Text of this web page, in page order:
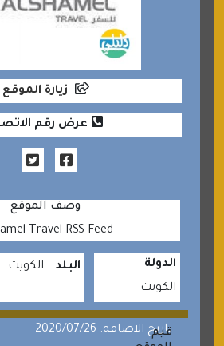
زيارة الموقع
عرض رقم
وصف الموقع
Travel RSS Feed
الدولة
الكويت
البلد الكويت
تاريخ الاضافة: 2020/07/26
قيم